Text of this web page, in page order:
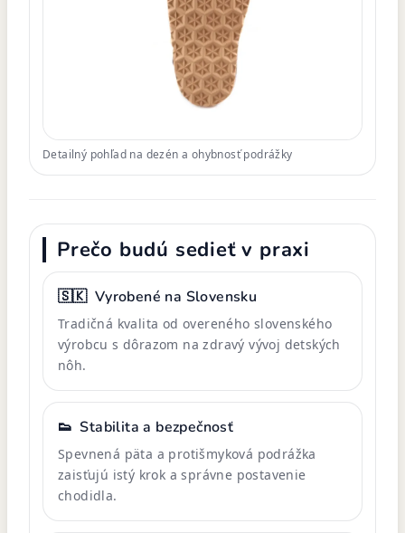
Detailný pohľad na dezén a ohybnosť podrážky
Prečo budú sedieť v praxi
🇸🇰 Vyrobené na Slovensku
Tradičná kvalita od overeného slovenského
výrobcu s dôrazom na zdravý vývoj detských
nôh.
👟 Stabilita a bezpečnosť
Spevnená päta a protišmyková podrážka
zaisťujú istý krok a správne postavenie
chodidla.